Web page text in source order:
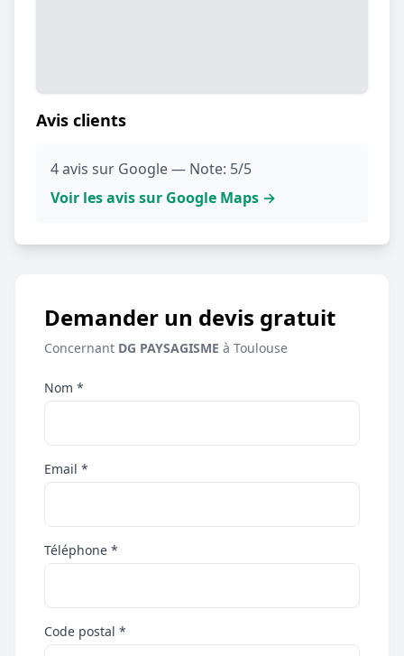
Avis clients
4 avis sur Google — Note: 5/5
Voir les avis sur Google Maps →
Demander un devis gratuit
Concernant DG PAYSAGISME à Toulouse
Nom *
Email *
Téléphone *
Code postal *